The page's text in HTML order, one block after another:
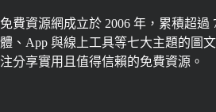
免費資源網成立於 2006 年，累積超過
體、App 與線上工具等七大主題的圖
注分享實用且值得信賴的免費資源。